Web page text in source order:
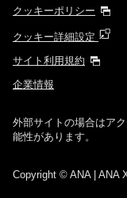
クッキーポリシー
クッキー詳細設定
サイト利用規約
企業情報
外部サイトの場合はア
能性があります。
Copyright © ANA | ANA